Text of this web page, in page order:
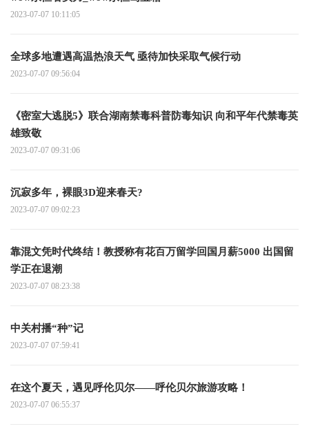
2023-07-07 10:11:05
全球多地遭遇高温热浪天气 亟待加快采取气候行动
2023-07-07 09:56:04
《密室大逃脱5》联合湖南禁毒科普防毒知识 向和平年代禁毒英
雄致敬
2023-07-07 09:31:06
沉寂多年，裸眼3D迎来春天?
2023-07-07 09:02:23
靠混文凭时代终结！教授称有花百万留学回国月薪5000 出国留
学正在退潮
2023-07-07 08:23:38
中关村播“种”记
2023-07-07 07:59:41
在这个夏天，遇见呼伦贝尔——呼伦贝尔旅游攻略！
2023-07-07 06:55:37